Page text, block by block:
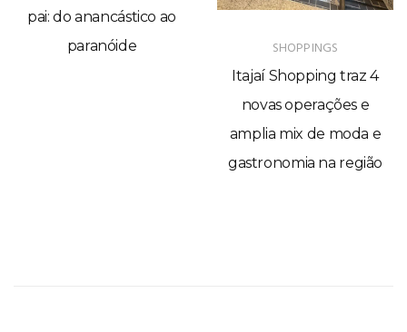
pai: do anancástico ao
paranóide
SHOPPINGS
Itajaí Shopping traz 4
novas operações e
amplia mix de moda e
gastronomia na região